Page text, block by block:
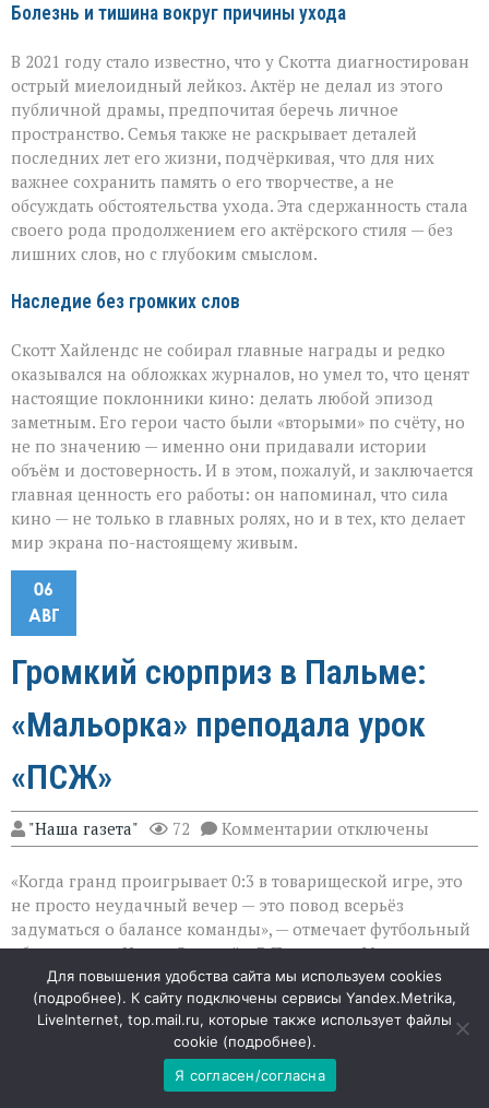
Болезнь и тишина вокруг причины ухода
В 2021 году стало известно, что у Скотта диагностирован
острый миелоидный лейкоз. Актёр не делал из этого
публичной драмы, предпочитая беречь личное
пространство. Семья также не раскрывает деталей
последних лет его жизни, подчёркивая, что для них
важнее сохранить память о его творчестве, а не
обсуждать обстоятельства ухода. Эта сдержанность стала
своего рода продолжением его актёрского стиля — без
лишних слов, но с глубоким смыслом.
Наследие без громких слов
Скотт Хайлендс не собирал главные награды и редко
оказывался на обложках журналов, но умел то, что ценят
настоящие поклонники кино: делать любой эпизод
заметным. Его герои часто были «вторыми» по счёту, но
не по значению — именно они придавали истории
объём и достоверность. И в этом, пожалуй, и заключается
главная ценность его работы: он напоминал, что сила
кино — не только в главных ролях, но и в тех, кто делает
мир экрана по-настоящему живым.
06
АВГ
Громкий сюрприз в Пальме:
«Мальорка» преподала урок
«ПСЖ»
"Наша газета" 72 Комментарии к
записи
сюрприз
в
Пальме:
«Мальорка»
урок
«ПСЖ»
отключены
«Когда гранд проигрывает 0:3 в товарищеской игре, это
не просто неудачный вечер — это повод всерьёз
задуматься о балансе команды», — отмечает футбольный
обозреватель Игорь Селезнёв. В Пальма‑де‑Мальорке
местный клуб уверенно переиграл «ПСЖ», показав, что
статус соперника не гарантирует результата, если не
хватает сыгранности и концентрации.
Уверенность хозяев и растерянность гостей
Для повышения удобства сайта мы используем cookies
(подробнее). К сайту подключены сервисы Yandex.Metrika,
LiveInternet, top.mail.ru, которые также использует файлы
cookie (подробнее).
Я согласен/согласна